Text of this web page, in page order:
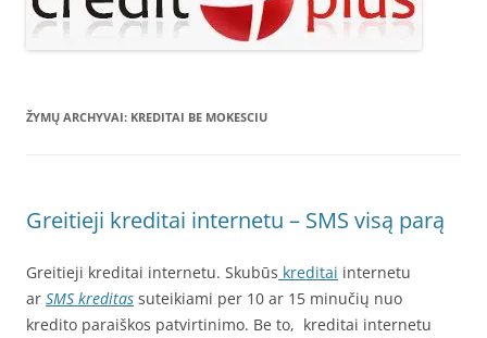
ŽYMŲ ARCHYVAI: KREDITAI BE MOKESCIU
Greitieji kreditai internetu – SMS visą parą
Greitieji kreditai internetu. Skubūs kreditai internetu
ar SMS kreditas suteikiami per 10 ar 15 minučių nuo
kredito paraiškos patvirtinimo. Be to, kreditai internetu